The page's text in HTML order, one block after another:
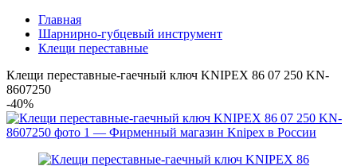
Главная
Шарнирно-губцевый инструмент
Клещи переставные
Клещи переставные-гаечный ключ KNIPEX 86 07 250 KN-
8607250
-40%